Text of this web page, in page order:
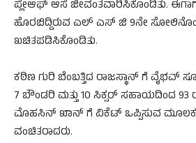
ಪ್ಲೇಆಫ್‌ ಆಸೆ ಜೀವಂತವಾರಿಸಿಕೊಂಡಿತು.
ಹೊರಬಿದ್ದಿರುವ ಎಲ್‌ ಎಸ್‌ ಜಿ 9ನೇ
ಖಚಿತಪಡಿಸಿಕೊಂಡಿತು.
ಕಠಿಣ ಗುರಿ ಬೆಂಬತ್ತಿದ ರಾಜಸ್ಥಾನ್‌ ಗೆ ವೈಭವ್‌
7 ಬೌಂಡರಿ ಮತ್ತು 10 ಸಿಕ್ಸರ್‌ ಸಹಾಯದಿಂದ
ಮೊಹಸಿನ್‌ ಖಾನ್‌ ಗೆ ವಿಕೆಟ್‌ ಒಪ್ಪಿಸುವ ಮೂಲಕ
ವಂಚಿತರಾದರು.